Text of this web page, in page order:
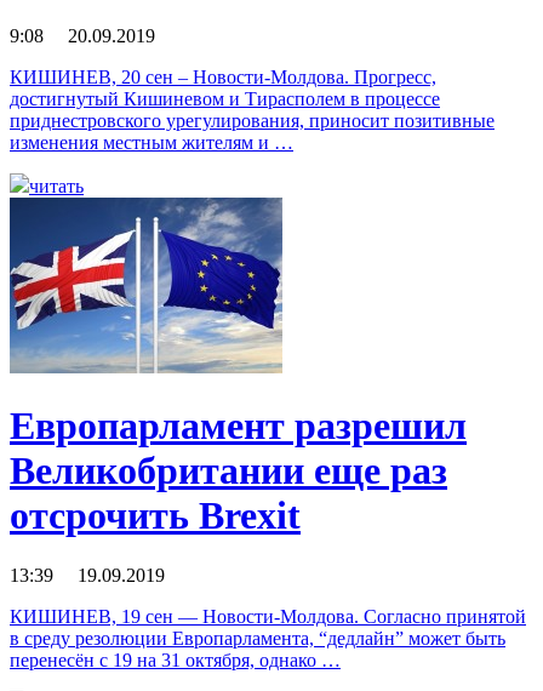
9:08 20.09.2019
КИШИНЕВ, 20 сен – Новости-Молдова. Прогресс,
достигнутый Кишиневом и Тирасполем в процессе
приднестровского урегулирования, приносит позитивные
изменения местным жителям и …
читать
Европарламент разрешил
Великобритании еще раз
отсрочить Brexit
13:39 19.09.2019
КИШИНЕВ, 19 сен — Новости-Молдова. Согласно принятой
в среду резолюции Европарламента, “дедлайн” может быть
перенесён с 19 на 31 октября, однако …